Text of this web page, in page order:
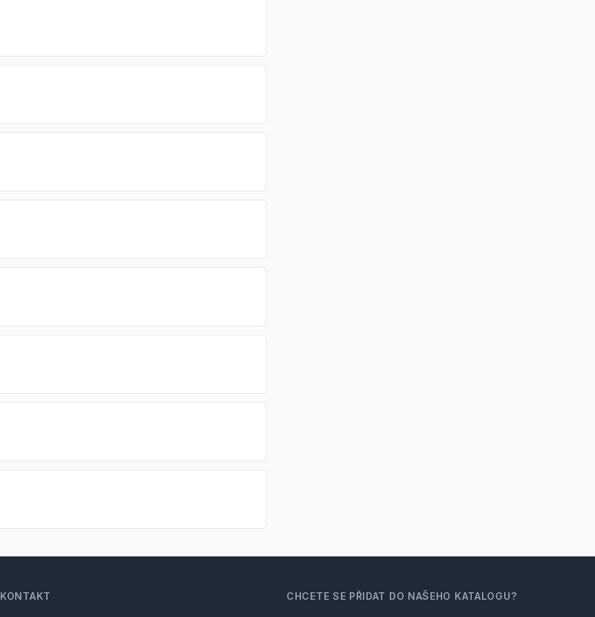
KONTAKT CHCETE SE PŘIDAT DO NAŠEHO KATALOGU?